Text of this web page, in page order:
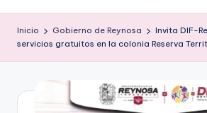
e
g
a
Inicio Gobierno de Reynosa
Invita DIF-
servicios gratuitos en la colonia Reserva